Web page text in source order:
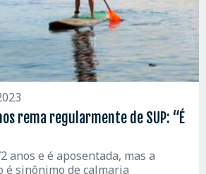
rema regularmente de SUP: “É
anos e é aposentada, mas a
é sinônimo de calmaria